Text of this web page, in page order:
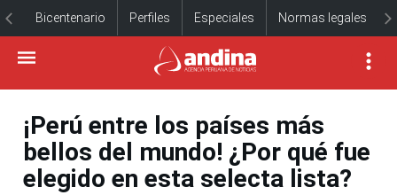
Bicentenario Perfiles Especiales Normas legales
¡Perú entre los países más
bellos del mundo! ¿Por qué fue
elegido en esta selecta lista?